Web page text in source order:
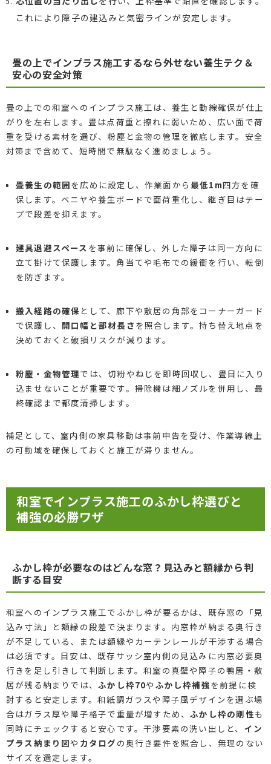
これにより障子の建込みと気密ラインが安定します。
畳の上でインプラス施工するなら外せない養生テク＆
安心の安全対策
畳の上での和室へのインプラス施工は、養生と動線確保が仕上
がりを左右します。畳は点荷重と擦れに弱いため、広い面で荷
重を受ける素材を選び、粉塵と金物の管理を徹底します。安全
対策まで含めて、短時間で無駄なく進めましょう。
畳養生の範囲を広めに設定し、作業面から最低1m四方を確
保します。ベニヤや養生ボードで面荷重化し、継ぎ目はテー
プで段差を抑えます。
建具退避スペース を事前に確保し、外した障子は同一方向に
立て掛けて保護します。角当てや毛布での緩衝を行い、転倒
を防ぎます。
搬入経路の確保 として、廊下や敷居の角部をコーナーガード
で保護し、 開口幅と部材長さ を照合します。持ち替え地点を
決めておくと破損リスクが減ります。
粉塵・金物管理では、切粉やねじを即時回収し、畳目に入り
込ませないことが重要です。掃除機は細ノズルを併用し、最
終確認まで都度清掃します。
補足として、室内側の家具移動は事前申告を受け、作業導線上
の可動域を確保しておくと施工が滞りません。
和室でインプラス施工のふかし枠選びと
補強の必勝ワザ
ふかし枠が必要なのはどんな窓？見込みと額縁から判
断する目安
和室へのインプラス施工でふかし枠が要るかは、既存窓の「見
込み寸法」と額縁の段差で決まります。内窓枠が納まる奥行き
が不足している、または額縁やカーテンレールが干渉する場合
は必須です。目安は、既存サッシ室内側の見込みに内窓必要奥
行きを足し引きして判断します。和室の真壁や障子の鴨居・敷
居が残る納まりでは、ふかし枠70や ふかし枠補強を前提に検
討すると安定します。和紙調ガラスや障子風デザインを選ぶ場
合はガラス厚や障子格子で重量が増すため、ふかし枠の剛性も
同時にチェックすると安心です。干渉要素の洗い出しと、 イン
プラス納まり図や カタログ の奥行き要件を照合し、無理のない
サイズを選定します。